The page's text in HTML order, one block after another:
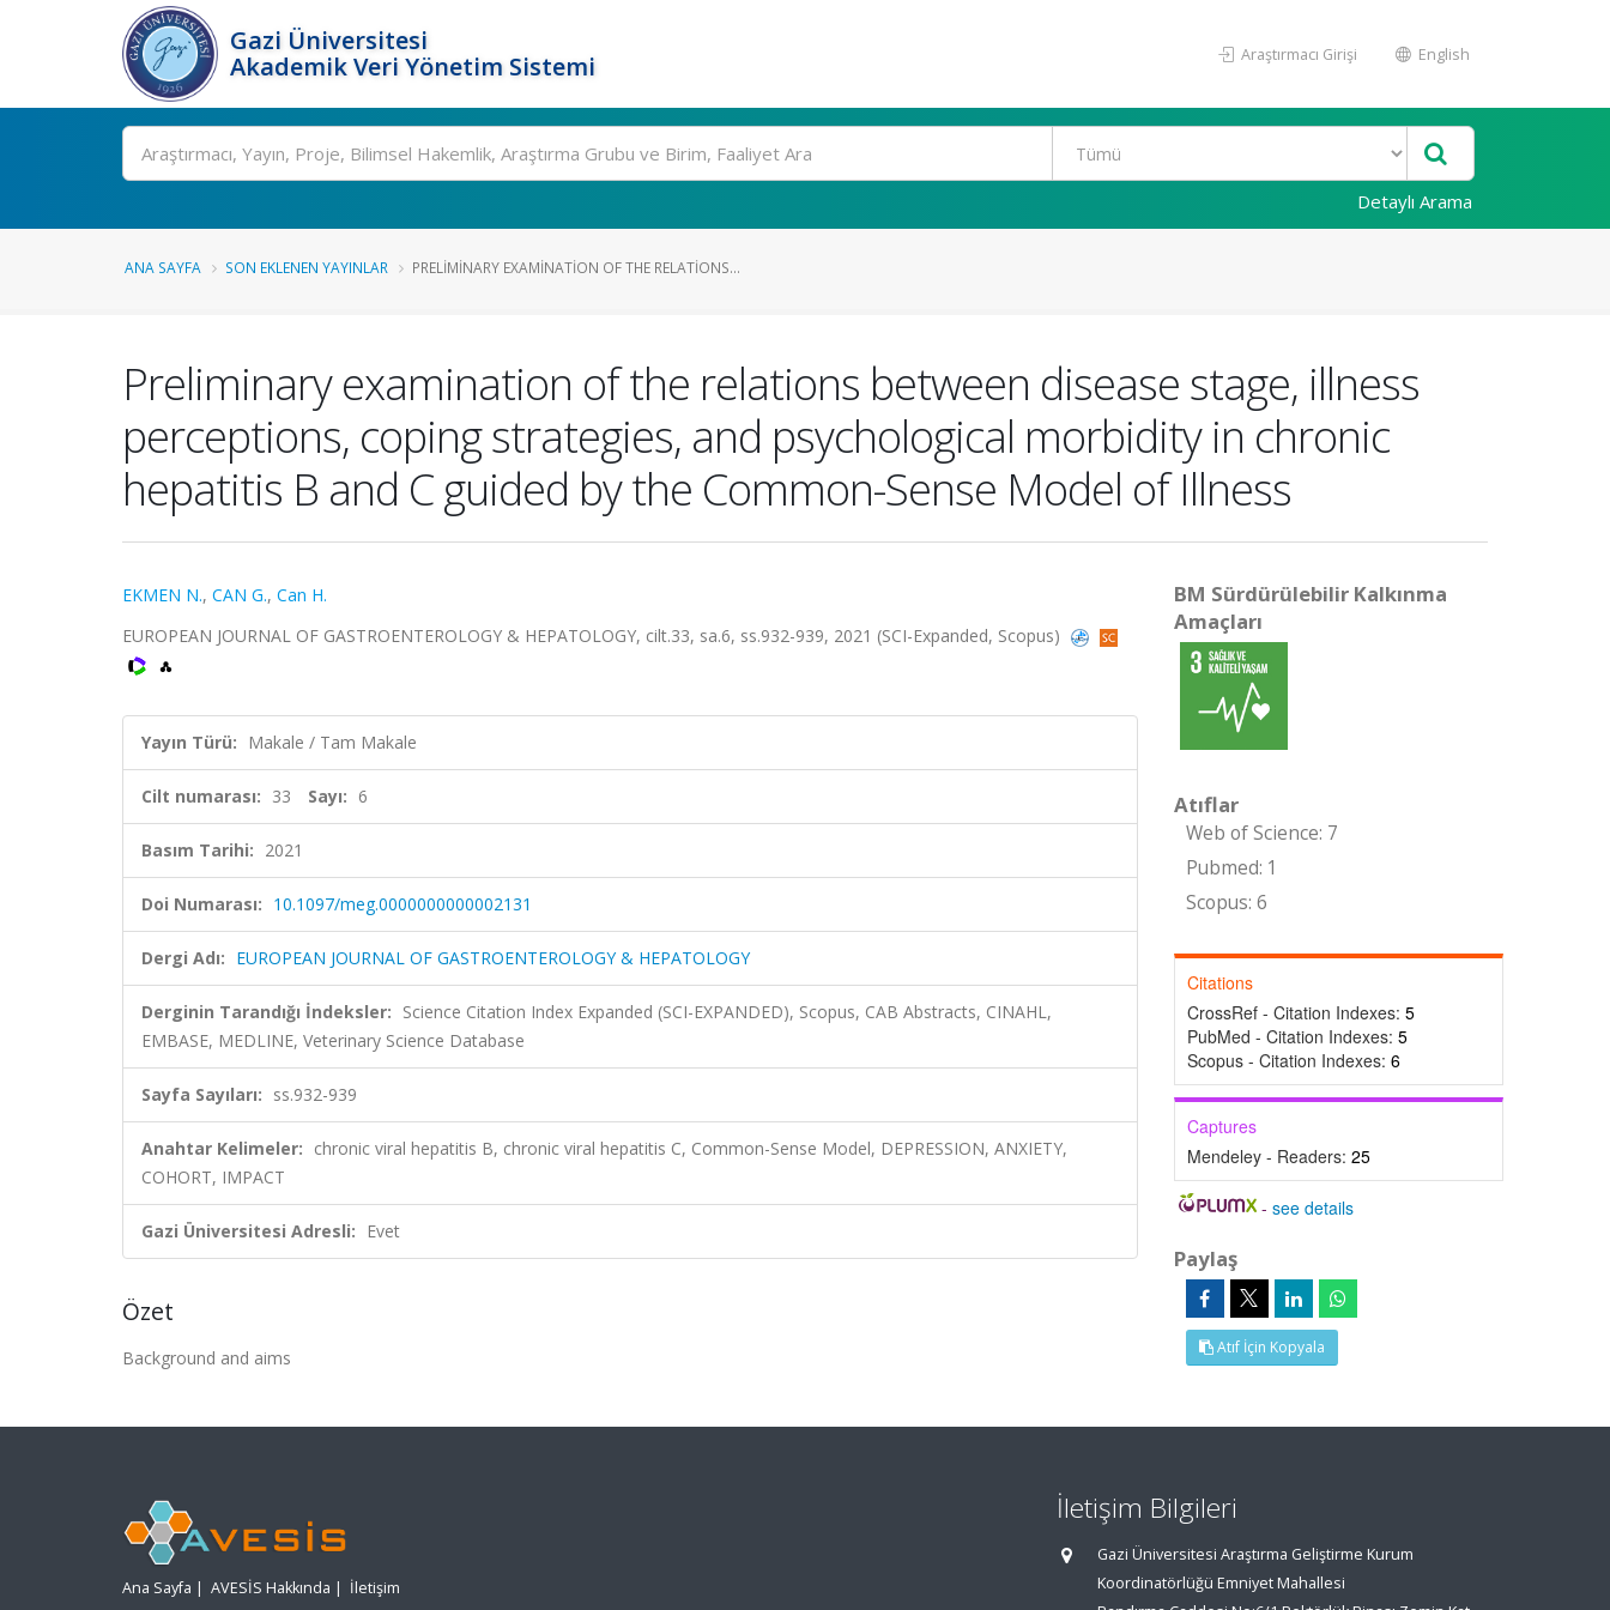
Gazi Üniversitesi
Akademik Veri Yönetim Sistemi
Araştırmacı Girişi English
Ara
Detaylı Arama
ANA SAYFA SON EKLENEN YAYINLAR PRELIMINARY EXAMINATION OF THE RELATIONS...
Preliminary examination of the relations between disease stage, illness
perceptions, coping strategies, and psychological morbidity in chronic
hepatitis B and C guided by the Common-Sense Model of Illness
EKMEN N., CAN G., Can H.
EUROPEAN JOURNAL OF GASTROENTEROLOGY & HEPATOLOGY, cilt.33, sa.6, ss.932-939, 2021 (SCI-Expanded, Scopus)
Yayın Türü: Makale / Tam Makale
Cilt numarası: 33 Sayı: 6
Basım Tarihi: 2021
Doi Numarası: 10.1097/meg.0000000000002131
Dergi Adı: EUROPEAN JOURNAL OF GASTROENTEROLOGY & HEPATOLOGY
Derginin Tarandığı İndeksler: Science Citation Index Expanded (SCI-EXPANDED), Scopus, CAB Abstracts, CINAHL,
EMBASE, MEDLINE, Veterinary Science Database
Sayfa Sayıları: ss.932-939
Anahtar Kelimeler: chronic viral hepatitis B, chronic viral hepatitis C, Common-Sense Model, DEPRESSION, ANXIETY,
COHORT, IMPACT
Gazi Üniversitesi Adresli: Evet
Özet
Background and aims
BM Sürdürülebilir Kalkınma
Amaçları
Atıflar
Web of Science: 7
Pubmed: 1
Scopus: 6
Citations
CrossRef - Citation Indexes: 5
PubMed - Citation Indexes: 5
Scopus - Citation Indexes: 6
Captures
Mendeley - Readers: 25
-see details
Paylaş
Atıf İçin Kopyala
Ana Sayfa | AVESİS Hakkında | İletişim
İletişim Bilgileri
Gazi Üniversitesi Araştırma Geliştirme Kurum
Koordinatörlüğü Emniyet Mahallesi